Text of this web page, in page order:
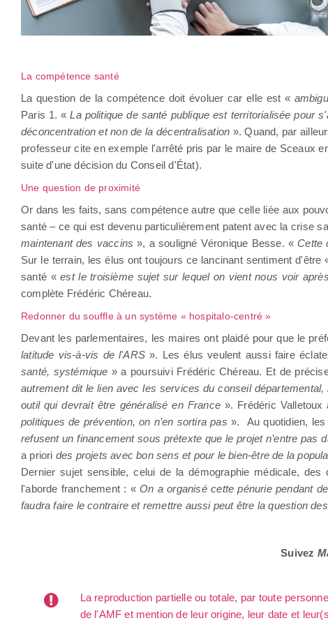
La compétence santé
La question de la compétence doit évoluer car elle est «
Paris 1. « La politique de santé publique est territorialisée pour
déconcentration et non de la décentralisation ». Quand, par
professeur cite en exemple l'arrêté pris par le maire de Sceaux
suite d'une décision du Conseil d'État).
Une question de proximité
Or dans les faits, sans compétence autre que celle liée aux
santé – ce qui est devenu particulièrement patent avec la crise
maintenant des vaccins », a souligné Véronique Besse. « Cette
Sur le terrain, les élus ont toujours ce lancinant sentiment d'être
santé «est le troisième sujet sur lequel on vient nous voir
complète Frédéric Chéreau.
Redonner du souffle à un système « hospitalo-centré »
Devant les parlementaires, les maires ont plaidé pour que le
latitude vis-à-vis de l'ARS». Les élus veulent aussi faire
santé, systémique » a poursuivi Frédéric Chéreau. Et de
autrement dit le lien avec les services du conseil
outil qui devrait être généralisé en France». Frédéric
politiques de prévention, on n’en sortira pas ». Au quotidien,
refusent un financement sous prétexte que le projet n’entre pas
a priori des projets avec bon sens et pour le bien-être de la
Dernier sujet sensible, celui de la démographie médicale,
l'aborde franchement : «On a organisé cette pénurie pendant
faudra faire le contraire et remettre aussi peut être la question
Suivez
La reproduction partielle ou totale, par toute
de l'AMF et mention de leur origine, leur date et